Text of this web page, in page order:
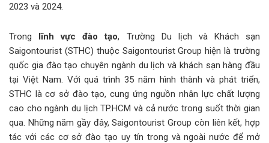
2023 và 2024.
Trong lĩnh vực đào tạo, Trường Du lịch và Khách sạn
Saigontourist (STHC) thuộc Saigontourist Group hiện là trường
quốc gia đào tạo chuyên ngành du lịch và khách sạn hàng đầu
tại Việt Nam. Với quá trình 35 năm hình thành và phát triển,
STHC là cơ sở đào tạo, cung ứng nguồn nhân lực chất lượng
cao cho ngành du lịch TP.HCM và cả nước trong suốt thời gian
qua. Những năm gầy đây, Saigontourist Group còn liên kết, hợp
tác với các cơ sở đào tạo uy tín trong và ngoài nước để mở